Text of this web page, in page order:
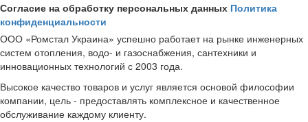
Согласие на обработку персональных данных Политика
конфиденциальности
ООО «Ромстал Украина» успешно работает на рынке инженерных
систем отопления, водо- и газоснабжения, сантехники и
инновационных технологий с 2003 года.
Высокое качество товаров и услуг является основой философии
компании, цель - предоставлять комплексное и качественное
обслуживание каждому клиенту.